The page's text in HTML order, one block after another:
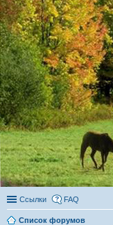
Ссылки FAQ
Список форумов